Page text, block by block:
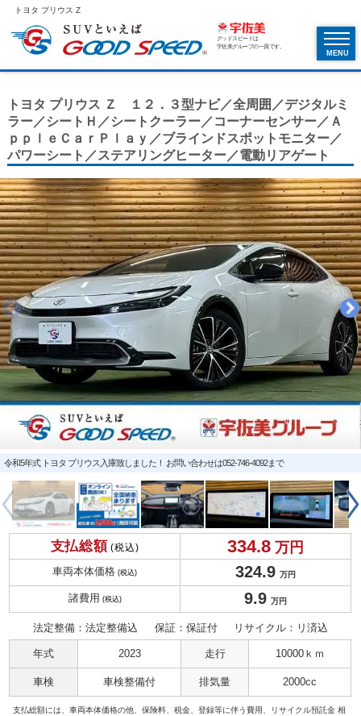
トヨタ プリウス Z
グッドスピードは
宇佐美グループの一員です。
MENU
トヨタ プリウス Ｚ １２．３型ナビ／全周囲／デジタルミ
ラー／シートＨ／シートクーラー／コーナーセンサー／Ａ
ｐｐｌｅＣａｒＰｌａｙ／ブラインドスポットモニター／
パワーシート／ステアリングヒーター／電動リアゲート
令和5年式 トヨタ プリウス入庫致しました！ お問い合わせは052-746-4092まで
支払総額 (税込) 334.8 万円
車両本体価格 (税込) 324.9 万円
諸費用 (税込) 9.9 万円
法定整備：法定整備込 保証：保証付 リサイクル：リ済込
年式 2023 走行 10000ｋｍ
車検 車検整備付 排気量 2000cc
支払総額には、車両本体価格の他、保険料、税金、登録等に伴う費用、リサイクル預託金 相